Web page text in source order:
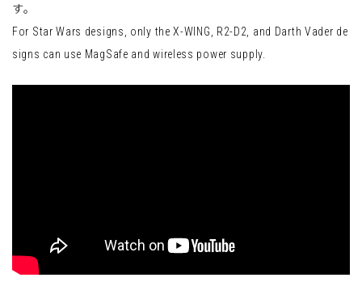
す。
For Star Wars designs, only the X-WING, R2-D2, and Darth Vader de
signs can use MagSafe and wireless power supply.